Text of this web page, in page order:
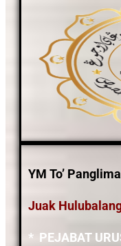
YM To’
Juak
* PEJABAT